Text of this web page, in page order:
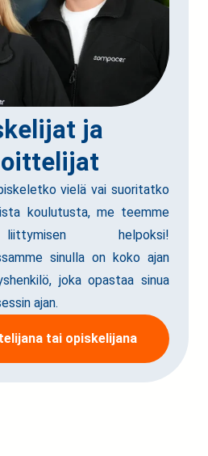
ja
vielä vai suoritatko
koulutusta, me teemme
helpoksi!
sinulla on koko ajan
joka opastaa sinua
ajan.
tai opiskelijana